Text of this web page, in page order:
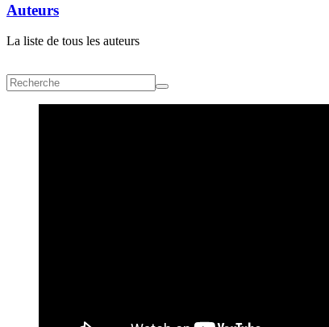
Auteurs
La liste de tous les auteurs